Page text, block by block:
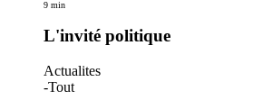
9 min
L'invité politique
Actualites
-Tout